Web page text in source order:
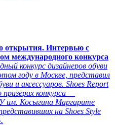
открытия. Интервью с
международного конкурса
конкурс дизайнеров обуви
году в Москве, представил
и аксессуаров. Shoes Report
призерах конкурса —
им. Косыгина Маргарите
на Shoes Style